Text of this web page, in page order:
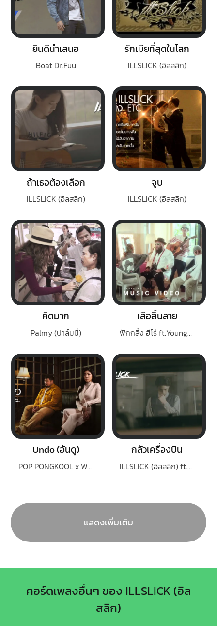
ยินดีนำเสนอ
Boat Dr.Fuu
รักเมียที่สุดในโลก
ILLSLICK (อิลสลิก)
ถ้าเธอต้องเลือก
ILLSLICK (อิลสลิก)
จูบ
ILLSLICK (อิลสลิก)
คิดมาก
Palmy (ปาล์มมี่)
เสือสิ้นลาย
ฟักกลิ้ง ฮีโร่ ft.YoungOhm, P-Hot, FYMM
Undo (อันดู)
POP PONGKOOL x WONDERFRAME
กลัวเครื่องบิน
ILLSLICK (อิลสลิก) ft.PALMY
แสดงเพิ่มเติม
คอร์ดเพลงอื่นๆ ของ ILLSLICK (อิล
สลิก)